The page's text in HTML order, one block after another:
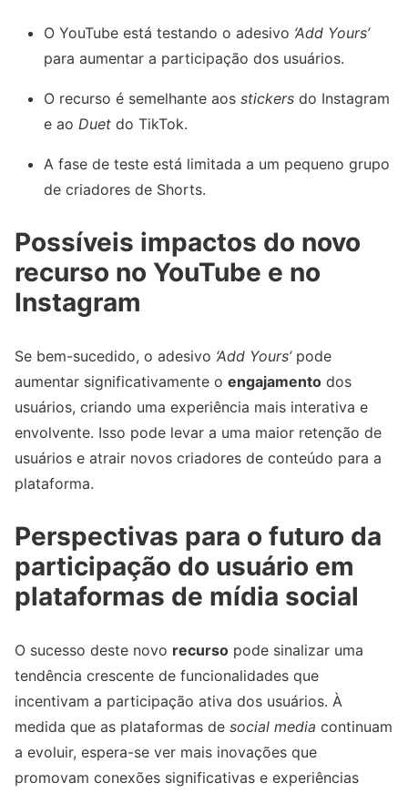
O YouTube está testando o adesivo ‘Add Yours’
para aumentar a participação dos usuários.
O recurso é semelhante aos stickers do Instagram
e ao Duet do TikTok.
A fase de teste está limitada a um pequeno grupo
de criadores de Shorts.
Possíveis impactos do novo
recurso no YouTube e no
Instagram
Se bem-sucedido, o adesivo ‘Add Yours’pode
aumentar significativamente o engajamento dos
usuários, criando uma experiência mais interativa e
envolvente. Isso pode levar a uma maior retenção de
usuários e atrair novos criadores de conteúdo para a
plataforma.
Perspectivas para o futuro da
participação do usuário em
plataformas de mídia social
O sucesso deste novo recurso pode sinalizar uma
tendência crescente de funcionalidades que
incentivam a participação ativa dos usuários. À
medida que as plataformas de social media continuam
a evoluir, espera-se ver mais inovações que
promovam conexões significativas e experiências